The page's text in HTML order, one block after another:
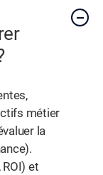
métier
la
et